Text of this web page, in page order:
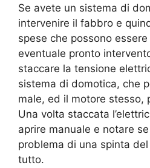
Se avete un sistema di
intervenire il fabbro e
spese che possono
eventuale pronto
staccare la tensione
sistema di domotica, che
male, ed il motore stesso,
Una volta staccata
aprire manuale e notare
problema di una spinta
tutto.